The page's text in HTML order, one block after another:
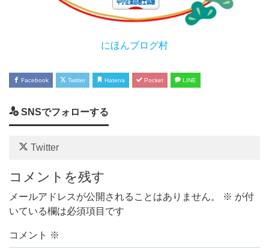
にほんブログ村
Facebook Twitter Hatena Pocket LINE
SNSでフォローする
Twitter
コメントを残す
メールアドレスが公開されることはありません。 ※ が付
いている欄は必須項目です
コメント ※